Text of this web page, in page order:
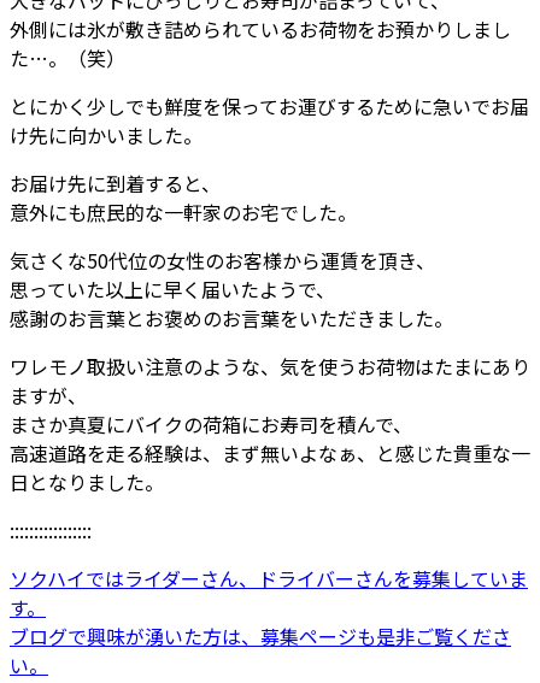
外側には氷が敷き詰められているお荷物をお預かりしまし
た…。（笑）
とにかく少しでも鮮度を保ってお運びするために急いでお届
け先に向かいました。
お届け先に到着すると、
意外にも庶民的な一軒家のお宅でした。
気さくな50代位の女性のお客様から運賃を頂き、
思っていた以上に早く届いたようで、
感謝のお言葉とお褒めのお言葉をいただきました。
ワレモノ取扱い注意のような、気を使うお荷物はたまにあり
ますが、
まさか真夏にバイクの荷箱にお寿司を積んで、
高速道路を走る経験は、まず無いよなぁ、と感じた貴重な一
日となりました。
:::::::::::::::::
ソクハイではライダーさん、ドライバーさんを募集していま
す。
ブログで興味が湧いた方は、募集ページも是非ご覧くださ
い。